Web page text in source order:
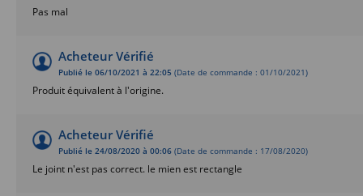
Pas mal
Acheteur Vérifié
Publié le 06/10/2021 à 22:05 (Date de commande : 01/10/2021)
Produit équivalent à l'origine.
Acheteur Vérifié
Publié le 24/08/2020 à 00:06 (Date de commande : 17/08/2020)
Le joint n'est pas correct. le mien est rectangle